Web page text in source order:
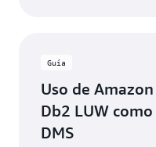
Guía
Uso de
Db2 LUW
DMS